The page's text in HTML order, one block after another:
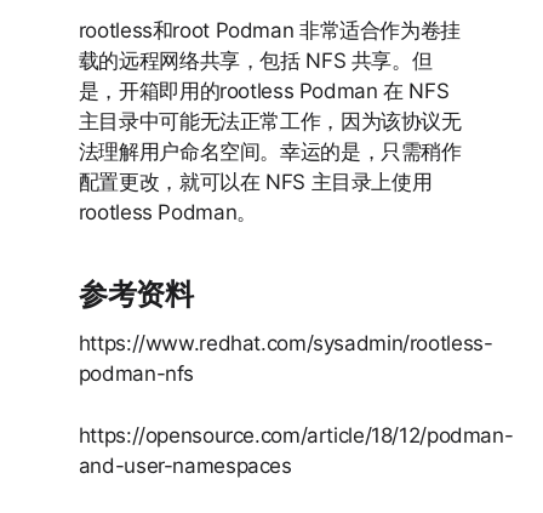
rootless和root Podman 非常适合作为卷挂
载的远程网络共享，包括 NFS 共享。但
是，开箱即用的rootless Podman 在 NFS
主目录中可能无法正常工作，因为该协议无
法理解用户命名空间。幸运的是，只需稍作
配置更改，就可以在 NFS 主目录上使用
rootless Podman。
参考资料
https://www.redhat.com/sysadmin/rootless-
podman-nfs
https://opensource.com/article/18/12/podman-
and-user-namespaces